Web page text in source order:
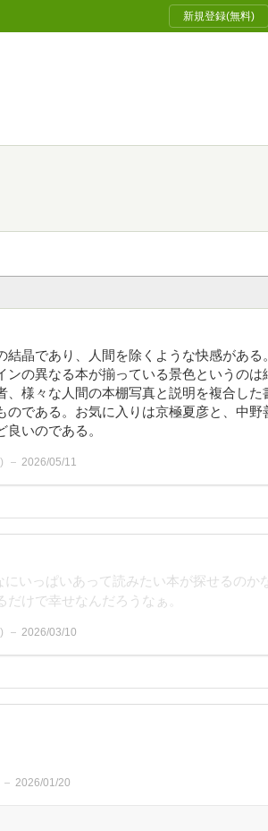
新規登録(無料)
結晶であり、人間を除くような快感がある
ンの異なる本が揃っている景色というのは
、様々な人間の本棚写真と説明を複合した
のである。お気に入りは京極夏彦と、中野
いのである。
) 2026/05/11
にいっぱいあって読みたい本が探せるのか
けで幸せなんだろうなぁ。
) 2026/03/10
2026/01/20